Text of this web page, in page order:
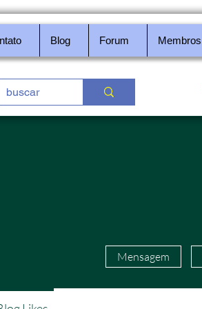
Blog Forum Membros
Mensagem